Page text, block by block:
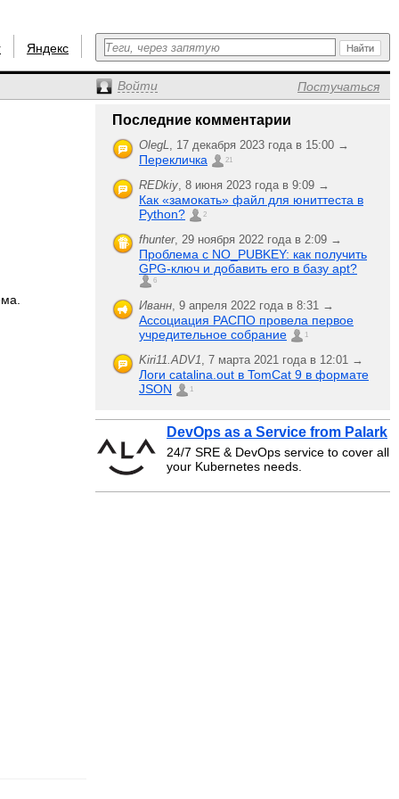
Яндекс
Войти Постучаться
Последние комментарии
OlegL, 17 декабря 2023 года в 15:00 →
Перекличка 21
REDkiy, 8 июня 2023 года в 9:09 →
Как «замокать» файл для юниттеста в
Python?
2
fhunter, 29 ноября 2022 года в 2:09 →
Проблема с NO_PUBKEY: как получить
GPG-ключ и добавить его в базу apt?
6
Иванн, 9 апреля 2022 года в 8:31 →
Ассоциация РАСПО провела первое
учредительное собрание
1
Kiri11.ADV1, 7 марта 2021 года в 12:01 →
Логи catalina.out в TomCat 9 в формате
JSON
1
DevOps as a Service from Palark
24/7 SRE & DevOps service to cover all
your Kubernetes needs.